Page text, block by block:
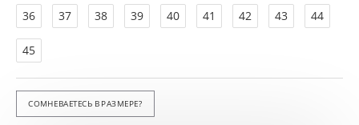
36
37 38 39 40 41 42 43 44
45
СОМНЕВАЕТЕСЬ В РАЗМЕРЕ?